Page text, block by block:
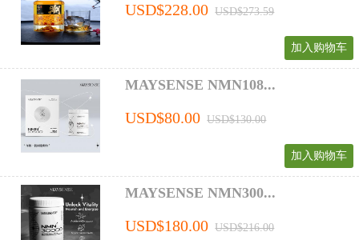
USD$228.00 USD$273.59
加入购物车
MAYSENSE NMN108...
USD$80.00 USD$130.00
加入购物车
MAYSENSE NMN300...
USD$180.00 USD$216.00